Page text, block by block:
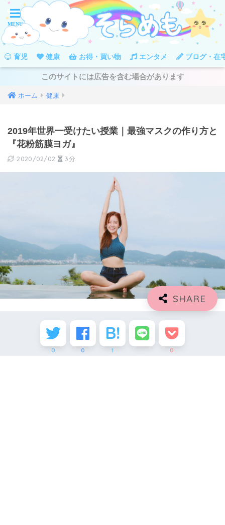
育児 健康 お得・買い物 エンタメ ブログ・在
このサイトには広告を含む場合があります
ホーム 健康
2019年世界一受けたい授業｜最強マスクの作り方と
『花粉筋膜ヨガ』
2020/02/02 3分
0 0 1 0